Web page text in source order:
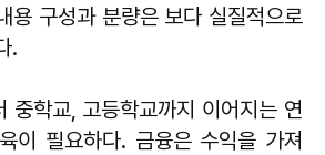
용 구성과 분량은 보다 실질적으로
.
중학교, 고등학교까지 이어지는 연
이 필요하다. 금융은 수익을 가져